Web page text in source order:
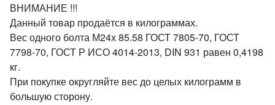
ВНИМАНИЕ !!!
Данный товар продаётся в килограммах.
Вес одного болта М24х 85.58 ГОСТ 7805-70, ГОСТ
7798-70, ГОСТ Р ИСО 4014-2013, DIN 931 равен 0,4198
кг.
При покупке округляйте вес до целых килограмм в
большую сторону.